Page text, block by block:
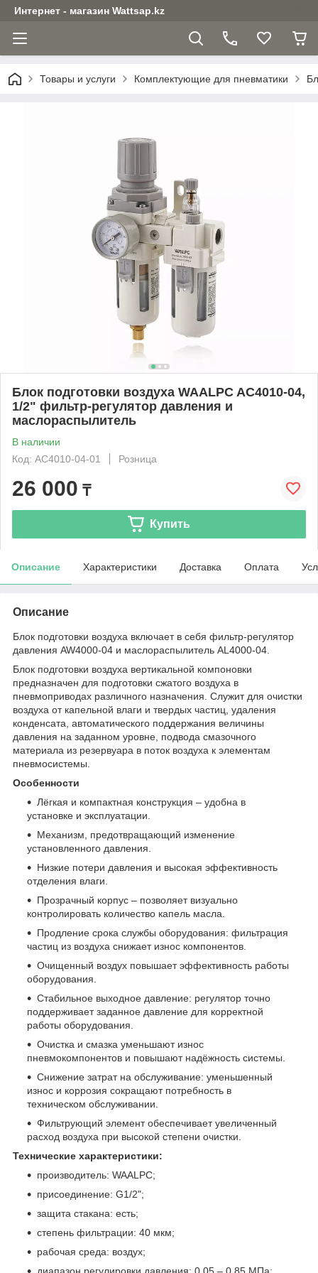
Интернет - магазин Wattsap.kz
Товары и услуги Комплектующие для пневматики
Блок подготовки воздуха WAALPC AC4010-04,
1/2" фильтр-регулятор давления и
маслораспылитель
В наличии
Код: AC4010-04-01
Розница
26 000 ₸
Купить
Описание Характеристики Доставка Оплата
Описание
Блок подготовки воздуха включает в себя фильтр-регулятор
давления AW4000-04 и маслораспылитель AL4000-04.
Блок подготовки воздуха вертикальной компоновки
предназначен для подготовки сжатого воздуха в
пневмоприводах различного назначения. Служит для очистки
воздуха от капельной влаги и твердых частиц, удаления
конденсата, автоматического поддержания величины
давления на заданном уровне, подвода смазочного
материала из резервуара в поток воздуха к элементам
пневмосистемы.
Особенности
Лёгкая и компактная конструкция – удобна в
установке и эксплуатации.
Механизм, предотвращающий изменение
установленного давления.
Низкие потери давления и высокая эффективность
отделения влаги.
Прозрачный корпус – позволяет визуально
контролировать количество капель масла.
Продление срока службы оборудования: фильтрация
частиц из воздуха снижает износ компонентов.
Очищенный воздух повышает эффективность работы
оборудования.
Стабильное выходное давление: регулятор точно
поддерживает заданное давление для корректной
работы оборудования.
Очистка и смазка уменьшают износ
пневмокомпонентов и повышают надёжность системы.
Снижение затрат на обслуживание: уменьшенный
износ и коррозия сокращают потребность в
техническом обслуживании.
Фильтрующий элемент обеспечивает увеличенный
расход воздуха при высокой степени очистки.
Технические характеристики:
производитель: WAALPC;
присоединение: G1/2";
защита стакана: есть;
степень фильтрации: 40 мкм;
рабочая среда: воздух;
диапазон регулировки давления: 0.05 – 0.85 МПа;